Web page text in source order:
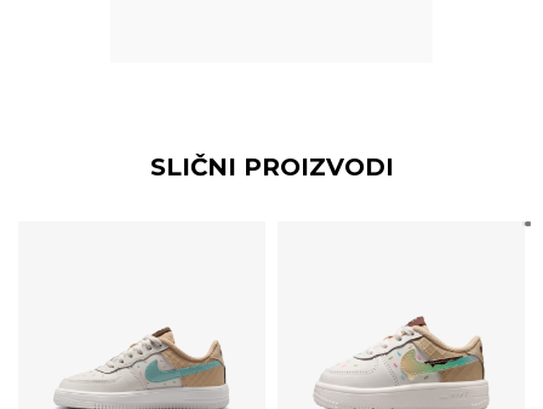
SLIČNI PROIZVODI